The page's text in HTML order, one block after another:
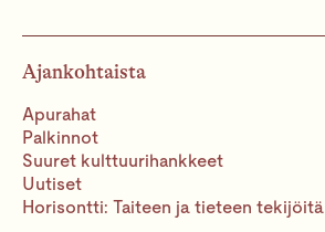
Ajankohtaista
Apurahat
Palkinnot
Suuret kulttuurihankkeet
Uutiset
Horisontti: Taiteen ja tieteen tekijöitä